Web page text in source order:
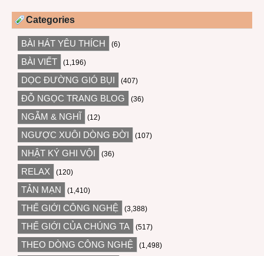
Categories
BÀI HÁT YÊU THÍCH (6)
BÀI VIẾT (1,196)
DỌC ĐƯỜNG GIÓ BỤI (407)
ĐỖ NGỌC TRANG BLOG (36)
NGẪM & NGHĨ (12)
NGƯỢC XUÔI DÒNG ĐỜI (107)
NHẬT KÝ GHI VỘI (36)
RELAX (120)
TẢN MẠN (1,410)
THẾ GIỚI CÔNG NGHỆ (3,388)
THẾ GIỚI CỦA CHÚNG TA (517)
THEO DÒNG CÔNG NGHỆ (1,498)